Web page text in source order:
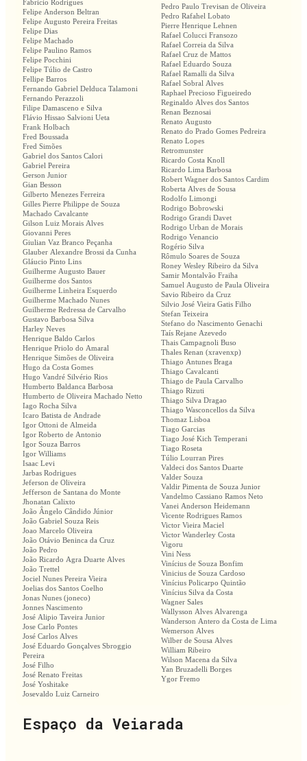
Fabricio Rodrigues
Felipe Anderson Beltran
Felipe Augusto Pereira Freitas
Felipe Dias
Felipe Machado
Felipe Paulino Ramos
Felipe Pocchini
Felipe Túlio de Castro
Fellipe Barros
Fernando Gabriel Delduca Talamoni
Fernando Perazzoli
Filipe Damasceno e Silva
Flávio Hissao Salvioni Ueta
Frank Holbach
Fred Boussada
Fred Simões
Gabriel dos Santos Calori
Gabriel Pereira
Gerson Junior
Gian Besson
Gilberto Menezes Ferreira
Gilles Pierre Philippe de Souza
Machado Cavalcante
Gilson Luiz Morais Alves
Giovanni Peres
Giulian Vaz Branco Peçanha
Glauber Alexandre Brossi da Cunha
Gláucio Pinto Lins
Guilherme Augusto Bauer
Guilherme dos Santos
Guilherme Linheira Esquerdo
Guilherme Machado Nunes
Guilherme Redressa de Carvalho
Gustavo Barbosa Silva
Harley Neves
Henrique Baldo Carlos
Henrique Priolo do Amaral
Henrique Simões de Oliveira
Hugo da Costa Gomes
Hugo Vandré Silvério Rios
Humberto Baldanca Barbosa
Humberto de Oliveira Machado Netto
Iago Rocha Silva
Icaro Batista de Andrade
Igor Ottoni de Almeida
Igor Roberto de Antonio
Igor Souza Barros
Igor Williams
Isaac Levi
Jarbas Rodrigues
Jeferson de Oliveira
Jefferson de Santana do Monte
Jhonatan Calixto
João Ângelo Cândido Júnior
João Gabriel Souza Reis
Joao Marcelo Oliveira
João Otávio Beninca da Cruz
João Pedro
João Ricardo Agra Duarte Alves
João Trettel
Jociel Nunes Pereira Vieira
Joelias dos Santos Coelho
Jonas Nunes (joneco)
Jonnes Nascimento
José Alipio Taveira Junior
Jose Carlo Pontes
José Carlos Alves
José Eduardo Gonçalves Sbroggio
Pereira
José Filho
José Renato Freitas
José Yoshitake
Josevaldo Luiz Carneiro
Pedro Paulo Trevisan de Oliveira
Pedro Rafahel Lobato
Pierre Henrique Lehnen
Rafael Colucci Fransozo
Rafael Correia da Silva
Rafael Cruz de Mattos
Rafael Eduardo Souza
Rafael Ramalli da Silva
Rafael Sobral Alves
Raphael Precioso Figueiredo
Reginaldo Alves dos Santos
Renan Beznosai
Renato Augusto
Renato do Prado Gomes Pedreira
Renato Lopes
Retromunster
Ricardo Costa Knoll
Ricardo Lima Barbosa
Robert Wagner dos Santos Cardim
Roberta Alves de Sousa
Rodolfo Limongi
Rodrigo Bobrowski
Rodrigo Grandi Davet
Rodrigo Urban de Morais
Rodrigo Venancio
Rogério Silva
Rômulo Soares de Souza
Roney Wesley Ribeiro da Silva
Samir Montalvão Fraiha
Samuel Augusto de Paula Oliveira
Savio Ribeiro da Cruz
Silvio José Vieira Gatis Filho
Stefan Teixeira
Stefano do Nascimento Genachi
Taís Rejane Azevedo
Thais Campagnoli Buso
Thales Renan (xravenxp)
Thiago Antunes Braga
Thiago Cavalcanti
Thiago de Paula Carvalho
Thiago Rizuti
Thiago Silva Dragao
Thiago Wasconcellos da Silva
Thomaz Lisboa
Tiago Garcias
Tiago José Kich Temperani
Tiago Roseta
Túlio Lourran Pires
Valdeci dos Santos Duarte
Valder Souza
Valdir Pimenta de Souza Junior
Vandelmo Cassiano Ramos Neto
Vanei Anderson Heidemann
Vicente Rodrigues Ramos
Victor Vieira Maciel
Victor Wanderley Costa
Vigoru
Vini Ness
Vinícius de Souza Bonfim
Vinicius de Souza Cardoso
Vinícius Policarpo Quintão
Vinícius Silva da Costa
Wagner Sales
Wallysson Alves Alvarenga
Wanderson Antero da Costa de Lima
Wemerson Alves
Wilber de Sousa Alves
William Ribeiro
Wilson Macena da Silva
Yan Bruzadelli Borges
Ygor Fremo
Espaço da Veiarada